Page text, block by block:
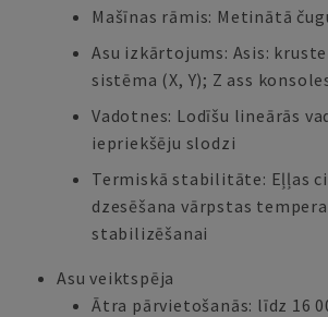
Mašīnas rāmis: Metinātā
Asu izkārtojums: Asis:
sistēma (X, Y); Z ass
Vadotnes: Lodīšu lineārās
iepriekšēju slodzi
Termiskā stabilitāte: Eļļas
dzesēšana vārpstas
stabilizēšanai
Asu veiktspēja
Ātra pārvietošanās: līdz 16